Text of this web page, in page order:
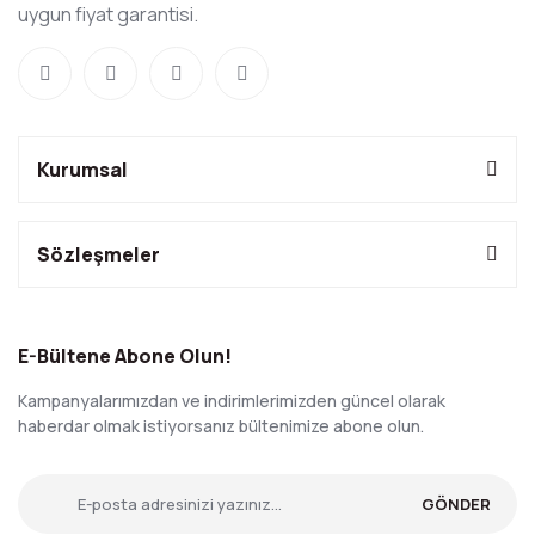
uygun fiyat garantisi.
Kurumsal
Sözleşmeler
E-Bültene Abone Olun!
Kampanyalarımızdan ve indirimlerimizden güncel olarak
haberdar olmak istiyorsanız bültenimize abone olun.
GÖNDER